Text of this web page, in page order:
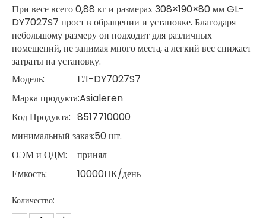
При весе всего 0,88 кг и размерах 308×190×80 мм GL-
DY7027S7 прост в обращении и установке. Благодаря
небольшому размеру он подходит для различных
помещений, не занимая много места, а легкий вес снижает
затраты на установку.
Модель:
ГЛ-DY7027S7
Марка продукта:Asialeren
Код Продукта: 8517710000
минимальный заказ:50 шт.
ОЭМ и ОДМ:
принял
Емкость:
10000ПК/день
Количество: